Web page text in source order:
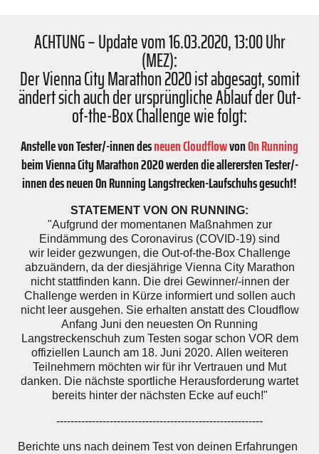
ACHTUNG–Update vom 16.03.2020, 13:00 Uhr
(MEZ):
Der Vienna City Marathon 2020 ist abgesagt, somit
ändert sich auch der ursprüngliche Ablauf der Out-
of-the-Box Challenge wie folgt:
Anstelle von Tester/-innen desneuen CloudflowvonOn Running
beim Vienna City Marathon 2020 werden die allerersten Tester/-
innen des neuen On Running Langstrecken-Laufschuhs gesucht!
STATEMENT VON ON RUNNING:
"Aufgrund der momentanen Maßnahmen zur
Eindämmung des Coronavirus (COVID-19) sind
wir leider gezwungen, die Out-of-the-Box Challenge
abzuändern, da der diesjährige Vienna City Marathon
nicht stattfinden kann. Die drei Gewinner/-innen der
Challenge werden in Kürze informiert und sollen auch
nicht leer ausgehen. Sie erhalten anstatt des Cloudflow
Anfang Juni den neuesten On Running
Langstreckenschuh zum Testen sogar schon VOR dem
offiziellen Launch am 18. Juni 2020. Allen weiteren
Teilnehmern möchten wir für ihr Vertrauen und Mut
danken. Die nächste sportliche Herausforderung wartet
bereits hinter der nächsten Ecke auf euch!"
----------------------------------------------------------
Berichte uns nach deinem Test von deinen Erfahrungen